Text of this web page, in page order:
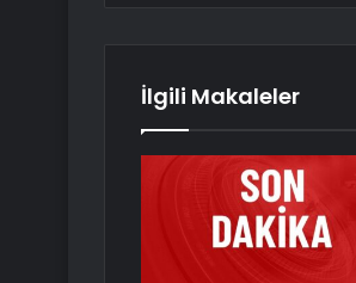
İlgili Makaleler